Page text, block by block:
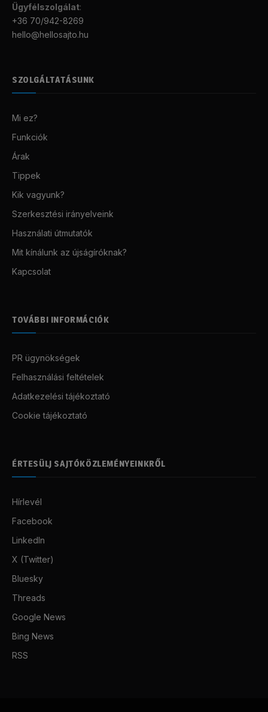
Ügyfélszolgálat:
+36 70/942-8269
hello@hellosajto.hu
SZOLGÁLTATÁSUNK
Mi ez?
Funkciók
Árak
Tippek
Kik vagyunk?
Szerkesztési irányelveink
Használati útmutatók
Mit kínálunk az újságíróknak?
Kapcsolat
TOVÁBBI INFORMÁCIÓK
PR ügynökségek
Felhasználási feltételek
Adatkezelési tájékoztató
Cookie tájékoztató
ÉRTESÜLJ SAJTÓKÖZLEMÉNYEINKRŐL
Hírlevél
Facebook
LinkedIn
X (Twitter)
Bluesky
Threads
Google News
Bing News
RSS